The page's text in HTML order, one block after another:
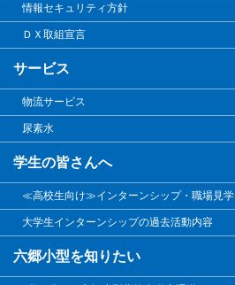
情報セキュリティ方針
ＤＸ取組宣言
サービス
物流サービス
尿素水
学生の皆さんへ
≪高校生向け≫インターンシップ・職場見学
大学生インターンシップの過去活動内容
六郷小型を知りたい